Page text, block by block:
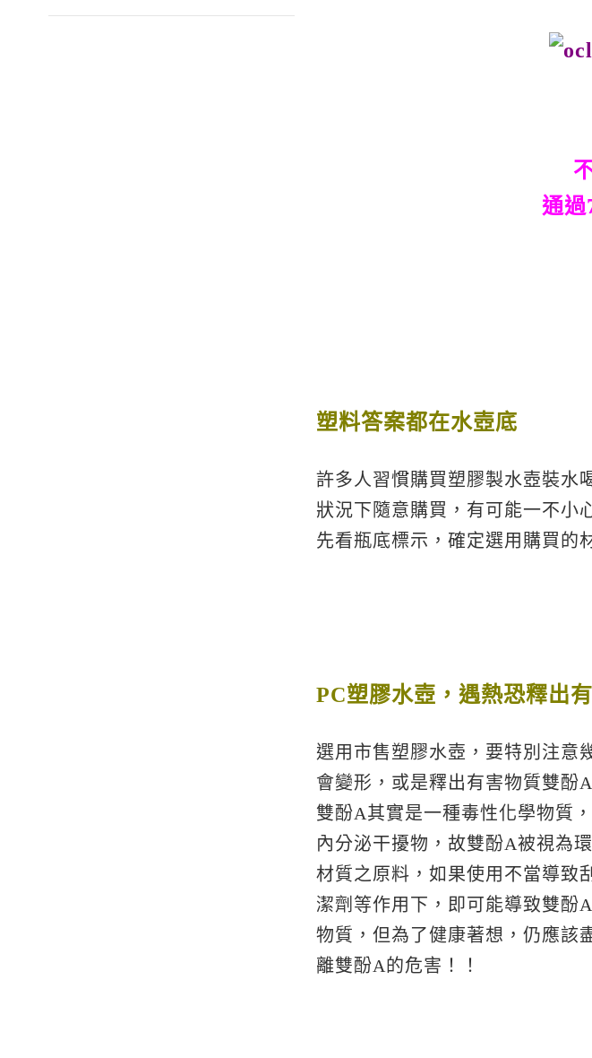
通過
塑料答案都在水壺底
許多人習慣購買塑膠製水壺裝水
狀況下隨意購買，有可能一不小
先看瓶底標示，確定選用購買的
PC塑膠水壺，遇熱恐釋出
選用市售塑膠水壺，要特別注意
會變形，或是釋出有害物質雙酚
雙酚A其實是一種毒性化學物質
內分泌干擾物，故雙酚A被視為
材質之原料，如果使用不當導致
潔劑等作用下，即可能導致雙酚
物質，但為了健康著想，仍應該
離雙酚A的危害！！